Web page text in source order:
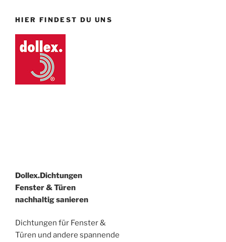
HIER FINDEST DU UNS
Dollex.Dichtungen
Fenster & Türen
nachhaltig sanieren
Dichtungen für Fenster &
Türen und andere spannende